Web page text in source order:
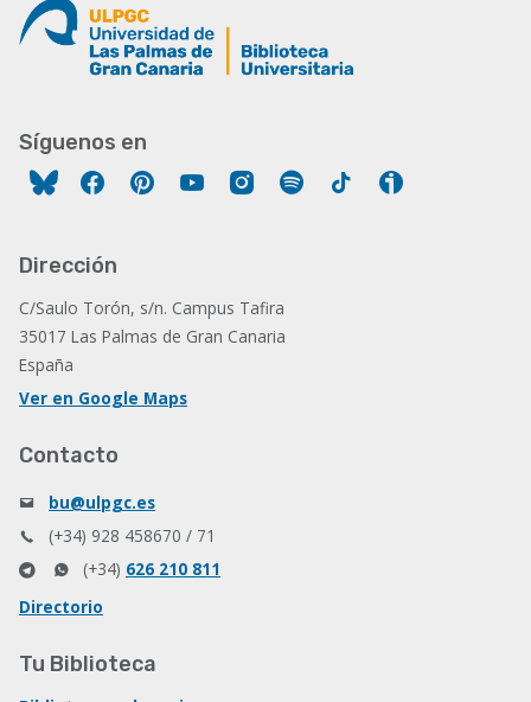
Síguenos en
FacebookPinterestYouTubeInstagram
Spotify Tiktok
Dirección
C/Saulo Torón, s/n. Campus Tafira
35017 Las Palmas de Gran Canaria
España
Ver en Google Maps
Contacto
bu@ulpgc.es
(+34) 928 458670 / 71
(+34) 626 210 811
Directorio
Tu Biblioteca